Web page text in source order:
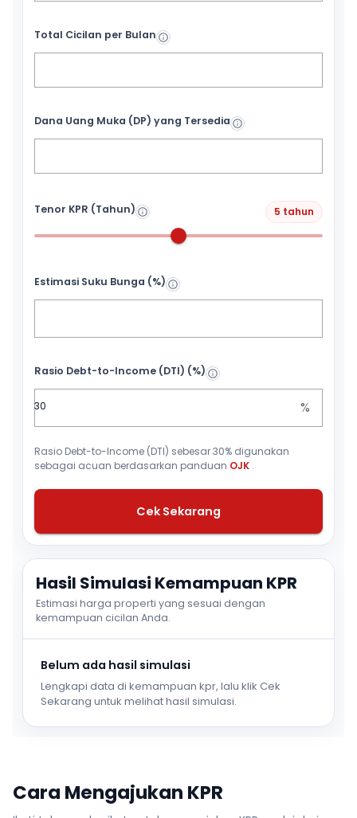
Total Cicilan per Bulan
Dana Uang Muka (DP) yang Tersedia
Tenor KPR (Tahun) 5 tahun
Estimasi Suku Bunga (%)
Rasio Debt-to-Income (DTI) (%)
%
Rasio Debt-to-Income (DTI) sebesar 30% digunakan
sebagai acuan berdasarkan panduan OJK .
Cek Sekarang
Hasil Simulasi Kemampuan KPR
Estimasi harga properti yang sesuai dengan
kemampuan cicilan Anda.
Belum ada hasil simulasi
Lengkapi data di kemampuan kpr, lalu klik Cek
Sekarang untuk melihat hasil simulasi.
Cara Mengajukan KPR